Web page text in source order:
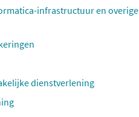
infrastructuur en overige
dienstverlening